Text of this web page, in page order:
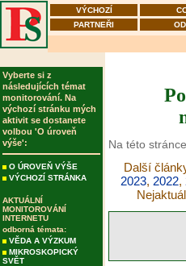
VÝCHOZÍ
PARTNEŘI
Vyberte si z
následujících témat
monitorování. Na
výchozí stránku mých
aktivit se dostanete
volbou 'O úroveň
výše':
O ÚROVEŇ VÝŠE
VÝCHOZÍ STRÁNKA
AKTUÁLNÍ
MONITOROVÁNÍ
INTERNETU
odborná témata:
VĚDA A VÝZKUM
MIKROSKOPICKÝ
SVĚT
Na této
Další
2023, 2022,